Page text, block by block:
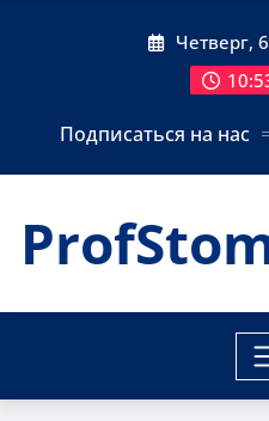
Четверг,
Подписаться на нас